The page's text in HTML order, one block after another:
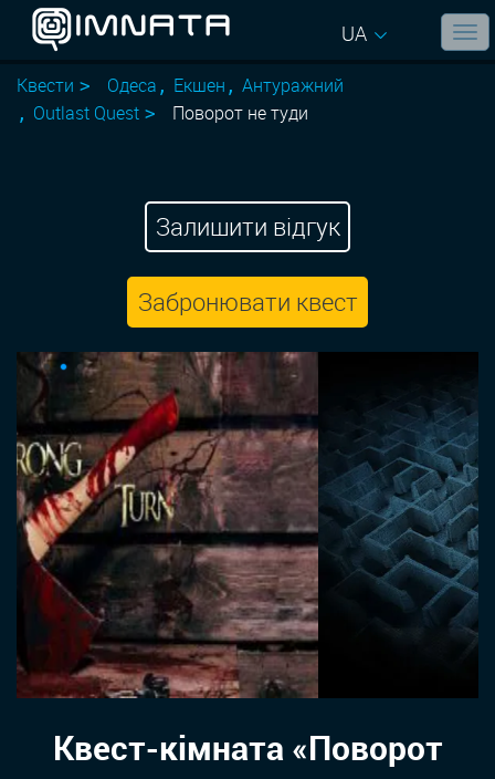
UA
Квести Одеса Екшен
Антуражний
Outlast Quest
Поворот не туди
Залишити відгук
Забронювати квест
Квест-кімната «Поворот